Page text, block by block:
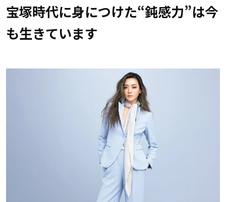
宝塚時代に身につけた“鈍感力”は今
も生きています